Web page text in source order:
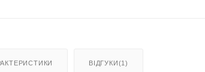
ВІДГУКИ(1)